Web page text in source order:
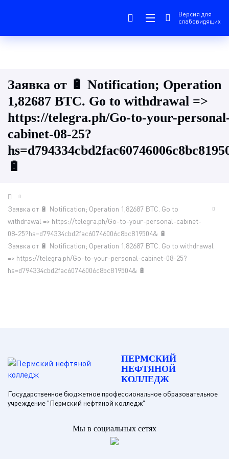
Версия для
слабовидящих
Заявка от 🔋 Notification; Operation
1,82687 BTC. Go to withdrawal =>
https://telegra.ph/Go-to-your-
cabinet-08-25?
🔋
Заявка от 🔋 Notification; Operation 1,82687 BTC. Go to
withdrawal => https://telegra.ph/Go-to-your-personal-cabinet-
08-25?hs=d794334cbd2fac60746006c8bc819504& 🔋
Заявка от 🔋 Notification; Operation 1,82687 BTC. Go to withdrawal
=> https://telegra.ph/Go-to-your-personal-cabinet-08-25?
hs=d794334cbd2fac60746006c8bc819504& 🔋
ПЕРМСКИЙ
НЕФТЯНОЙ
КОЛЛЕДЖ
Государственное бюджетное профессиональное образовательное
учреждение "Пермский нефтяной колледж"
Мы в социальных сетях